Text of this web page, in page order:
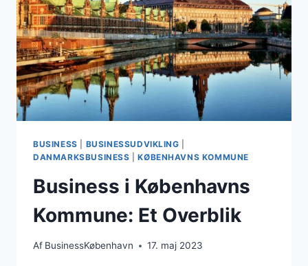
BUSINESS BUSINESSUDVIKLING
DANMARKSBUSINESS |KØBENHAVNS KOMMUNE
Business i Københavns
Kommune: Et Overblik
Af BusinessKøbenhavn 17. maj 2023